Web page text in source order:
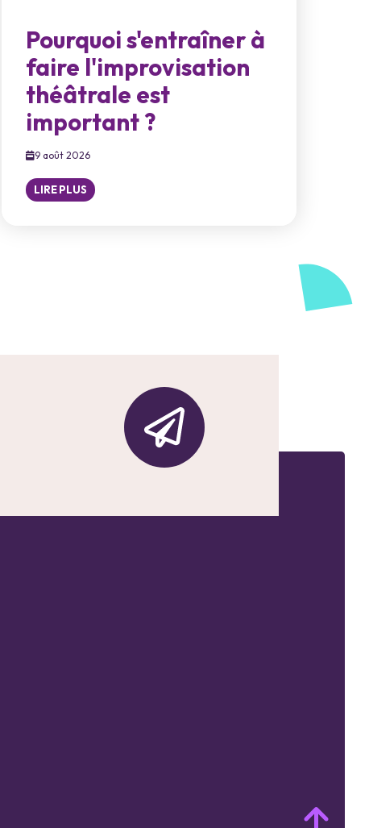
Pourquoi s'entraîner à
faire l'improvisation
théâtrale est
important ?
9 août 2026
LIRE PLUS